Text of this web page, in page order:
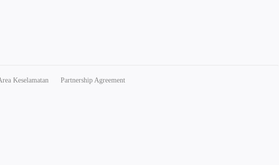
Keselamatan Partnership Agreement